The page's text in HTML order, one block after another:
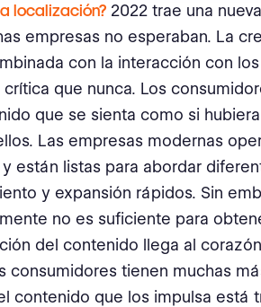
localización? 2022 trae una
empresas no esperaban. La
con la interacción con
que nunca. Los
que se sienta como si
Las empresas modernas
están listas para abordar
y expansión rápidos. Sin
no es suficiente para
del contenido llega al
consumidores tienen muchas
contenido que los impulsa está